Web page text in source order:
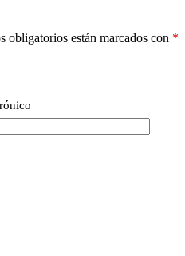
obligatorios están marcados con *